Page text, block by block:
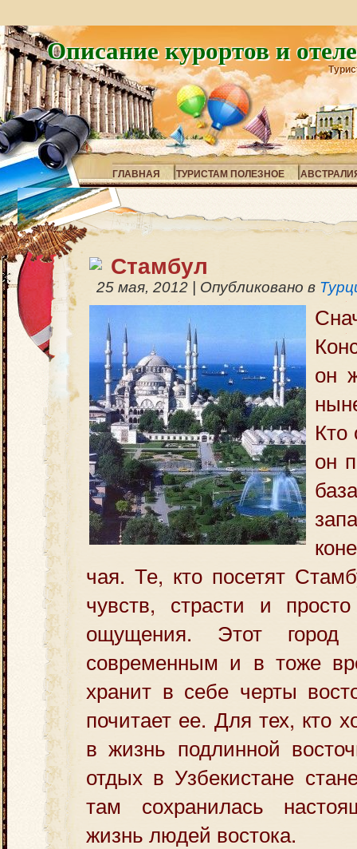
Описание курортов и
ГЛАВНАЯ ТУРИСТАМ ПОЛЕЗНОЕ
Стамбул
25 мая, 2012 Опубликовано в
он
он
чая. Те, кто посетят
чувств, страсти и
ощущения. Этот город
современным и в тоже
хранит в себе черты
почитает ее. Для тех, кто
в жизнь подлинной
отдых в Узбекистане
там сохранилась
жизнь людей востока.